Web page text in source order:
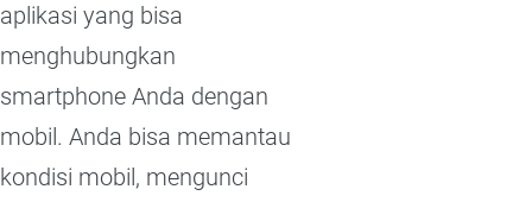
aplikasi yang bisa
menghubungkan
smartphone Anda dengan
mobil. Anda bisa memantau
kondisi mobil, mengunci